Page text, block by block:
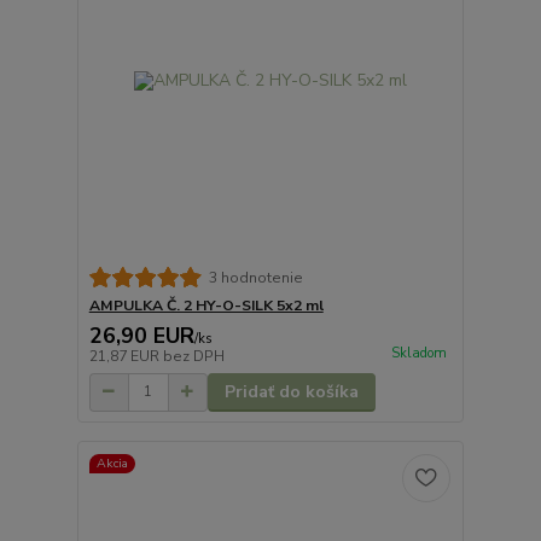
3 hodnotenie
AMPULKA Č. 2 HY-O-SILK 5x2 ml
26,90 EUR/ks
21,87 EUR bez DPH Skladom
Pridať do košíka
Akcia